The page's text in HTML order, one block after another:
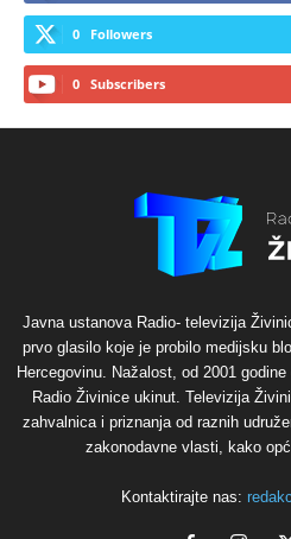
0 Followers
0 Subscribers
Javna ustanova Radio- televizija
prvo glasilo koje je probilo medijsku
Hercegovinu. Nažalost, od 2001
Radio Živinice ukinut. Televizija
zahvalnica i priznanja od raznih
zakonodavne vlasti, kako
Kontaktirajte nas: